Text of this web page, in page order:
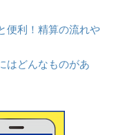
便利！精算の流れや
はどんなものがあ